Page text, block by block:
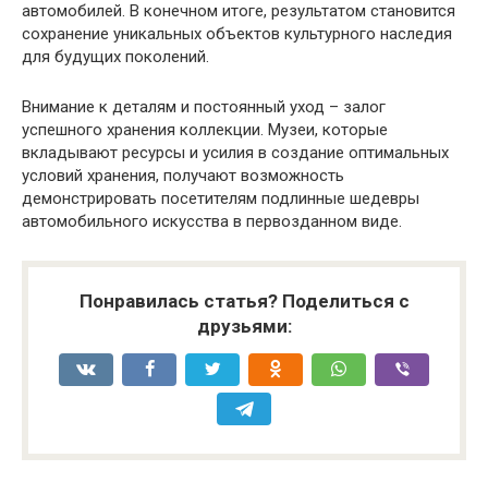
автомобилей. В конечном итоге, результатом становится
сохранение уникальных объектов культурного наследия
для будущих поколений.
Внимание к деталям и постоянный уход – залог
успешного хранения коллекции. Музеи, которые
вкладывают ресурсы и усилия в создание оптимальных
условий хранения, получают возможность
демонстрировать посетителям подлинные шедевры
автомобильного искусства в первозданном виде.
Понравилась статья? Поделиться с
друзьями: